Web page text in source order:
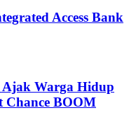
Access Bank
Warga Hidup
Chance BOOM